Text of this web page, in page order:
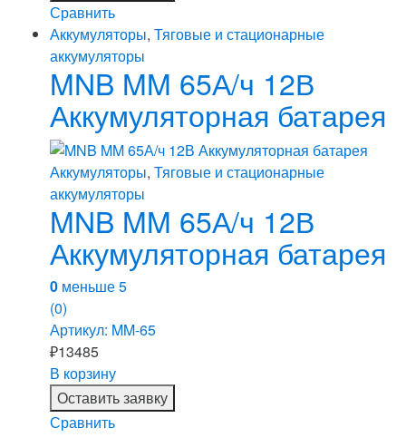
Сравнить
Аккумуляторы, Тяговые и стационарные
аккумуляторы
MNB MM 65А/ч 12В
Аккумуляторная батарея
Аккумуляторы, Тяговые и стационарные
аккумуляторы
MNB MM 65А/ч 12В
Аккумуляторная батарея
0 меньше 5
(0)
Артикул: MM-65
₽13485
В корзину
Оставить заявку
Сравнить